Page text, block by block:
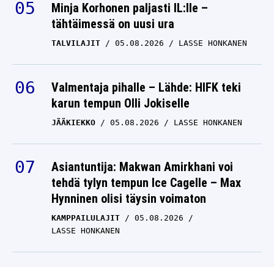
Minja Korhonen paljasti IL:lle –
tähtäimessä on uusi ura
TALVILAJIT 05.08.2026 LASSE HONKANEN
Valmentaja pihalle – Lähde: HIFK teki
karun tempun Olli Jokiselle
JÄÄKIEKKO 05.08.2026 LASSE HONKANEN
Asiantuntija: Makwan Amirkhani voi
tehdä tylyn tempun Ice Cagelle – Max
Hynninen olisi täysin voimaton
KAMPPAILULAJIT
05.08.2026
LASSE HONKANEN